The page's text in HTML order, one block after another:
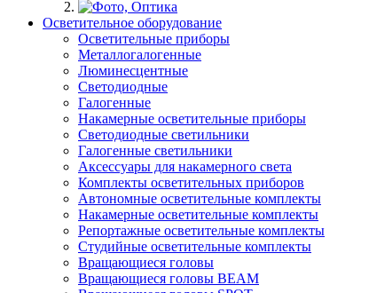
Осветительное оборудование
Осветительные приборы
Металлогалогенные
Люминесцентные
Светодиодные
Галогенные
Накамерные осветительные приборы
Светодиодные светильники
Галогенные светильники
Аксессуары для накамерного света
Комплекты осветительных приборов
Автономные осветительные комплекты
Накамерные осветительные комплекты
Репортажные осветительные комплекты
Студийные осветительные комплекты
Вращающиеся головы
Вращающиеся головы BEAM